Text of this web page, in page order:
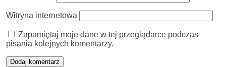
Witryna internetowa
Zapamiętaj moje dane w tej przeglądarce podczas
pisania kolejnych komentarzy.